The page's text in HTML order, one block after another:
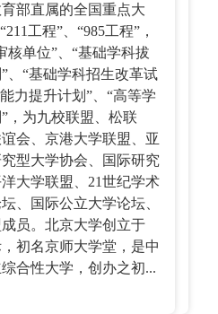
部直属的全国重点大
工程”、“985工程”，
核单位”、“基础学科拔
、“基础学科招生改革试
力提升计划”、“高等学
，为九校联盟、松联
会、京港大学联盟、亚
型大学协会、国际研究
大学联盟、21世纪学术
、国际公立大学论坛、
员。北京大学创立于
初名京师大学堂，是中
合性大学，创办之初...